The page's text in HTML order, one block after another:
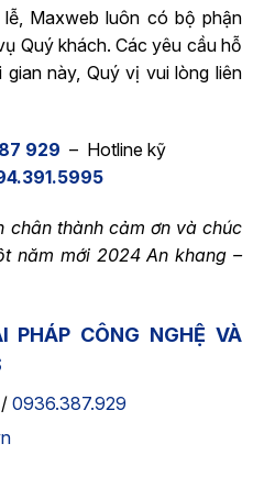
Maxweb luôn có bộ phận
Quý khách. Các yêu cầu hỗ
này, Quý vị vui lòng liên
929 – Hotline kỹ
chân thành cảm ơn và chúc
năm mới 2024 An khang –
PHÁP CÔNG NGHỆ VÀ
/ 0936.387.929